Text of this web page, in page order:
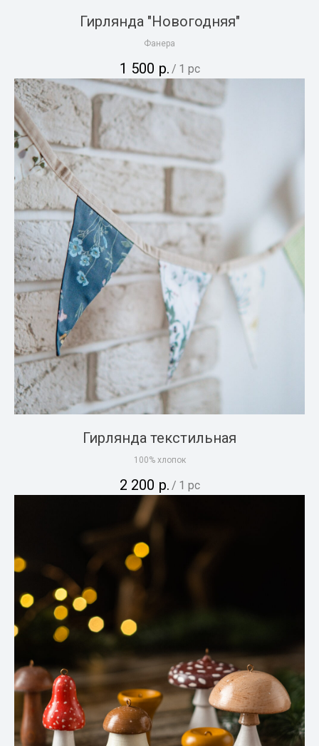
Гирлянда "Новогодняя"
Фанера
1 500 р. / 1 pc
Гирлянда текстильная
100% хлопок
2 200 р. / 1 pc